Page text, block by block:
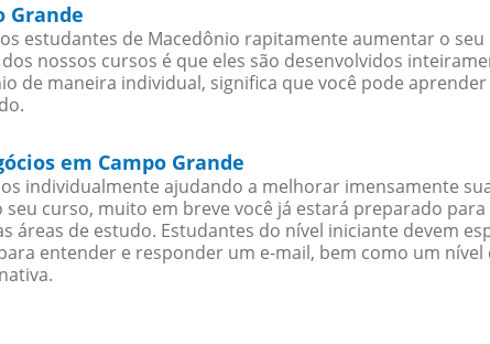
Grande
estudantes de Macedônio rapitamente aumentar o
nossos cursos é que eles são desenvolvidos
de maneira individual, significa que você pode
em Campo Grande
individualmente ajudando a melhorar imensamente
curso, muito em breve você já estará preparado
áreas de estudo. Estudantes do nível iniciante devem
entender e responder um e-mail, bem como um nível